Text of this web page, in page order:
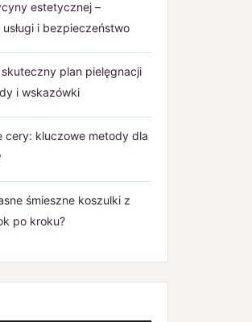
estetycznej –
i bezpieczeństwo
plan pielęgnacji
i wskazówki
cery: kluczowe metody dla
śmieszne koszulki z
po kroku?